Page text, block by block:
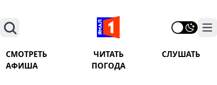
Поиск
СМОТРЕТЬ ЧИТАТЬ
СЛУШАТЬ
АФИША
ПОГОДА